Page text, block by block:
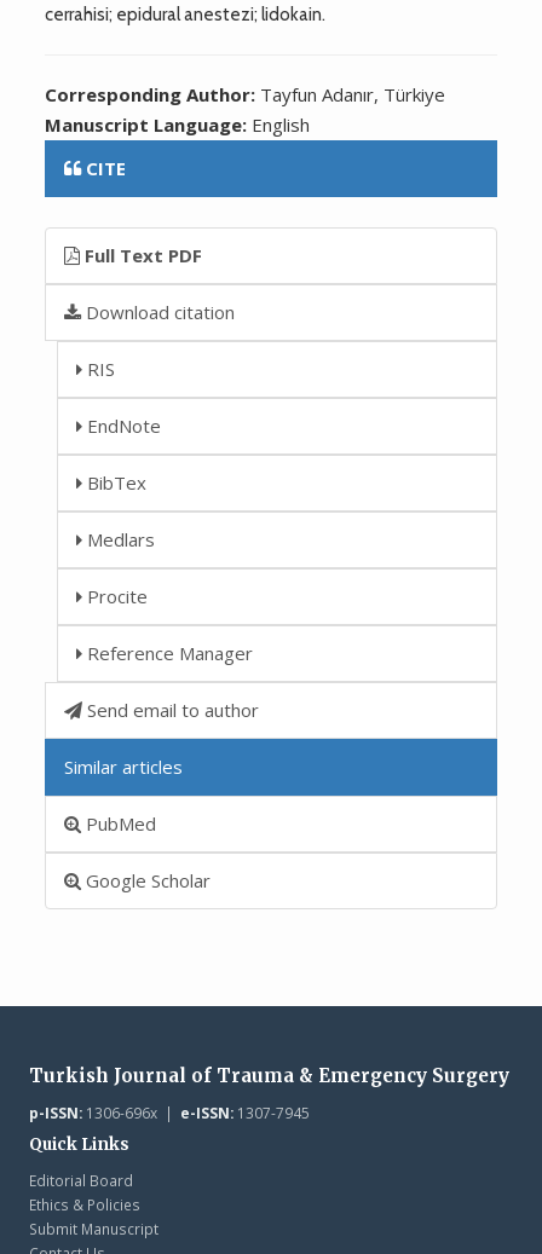
cerrahisi; epidural anestezi; lidokain.
Corresponding Author: Tayfun Adanır, Türkiye
Manuscript Language: English
CITE
Full Text PDF
Download citation
RIS
EndNote
BibTex
Medlars
Procite
Reference Manager
Send email to author
Similar articles
PubMed
Google Scholar
Turkish Journal of Trauma & Emergency Surgery
p-ISSN:1306-696x | e-ISSN:1307-7945
Quick Links
Editorial Board
Ethics & Policies
Submit Manuscript